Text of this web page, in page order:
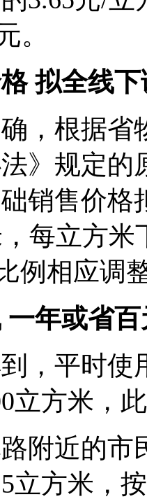
。
拟全线下
，根据省
》规定的
销售价格
每立方
例相应调
年或省百
，平时使
立方米，
附近的市
立方米，